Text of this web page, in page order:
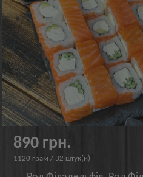
890 грн.
1120 грам / 32 штук(и)